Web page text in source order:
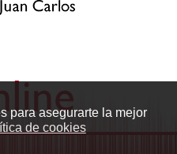
para asegurarte la mejor
de cookies